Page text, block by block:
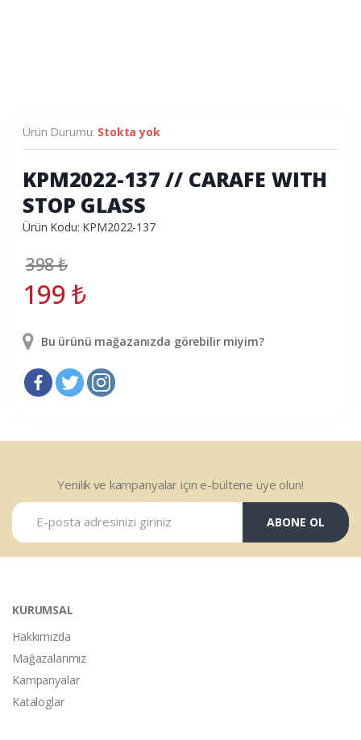
Ürün Durumu: Stokta yok
KPM2022-137 // CARAFE WITH
STOP GLASS
Ürün Kodu: KPM2022-137
398₺
199₺
Bu ürünü mağazanızda görebilir miyim?
Yenilik ve kampanyalar için e-bültene üye olun!
ABONE OL
KURUMSAL
Hakkımızda
Mağazalarımız
Kampanyalar
Kataloglar